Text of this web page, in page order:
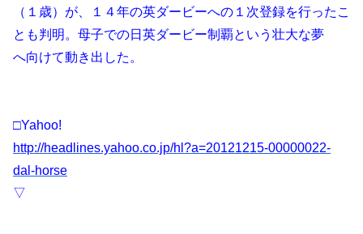
（１歳）が、１４年の英ダービーへの１次登録を行ったこ
とも判明。母子での日英ダービー制覇という壮大な夢
へ向けて動き出した。
□Yahoo!
http://headlines.yahoo.co.jp/hl?a=20121215-00000022-
dal-horse
▽